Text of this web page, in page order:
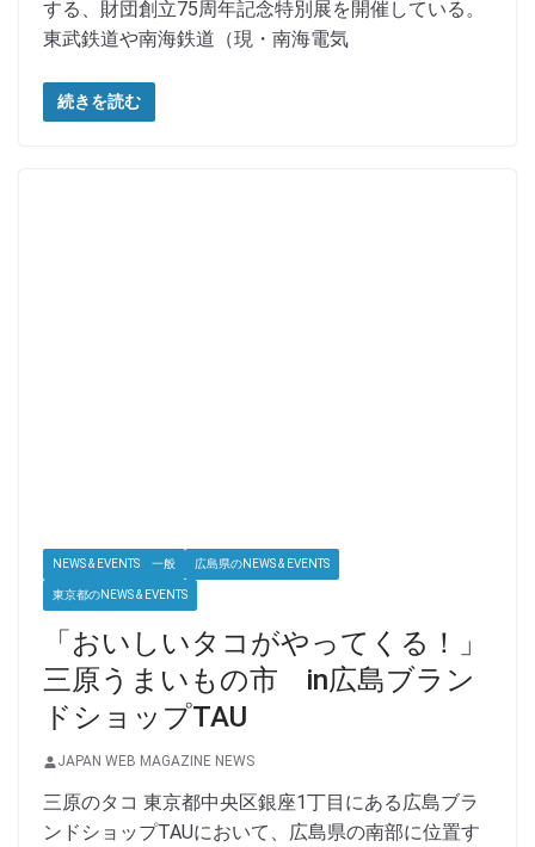
する、財団創立75周年記念特別展を開催している。
東武鉄道や南海鉄道（現・南海電気
続きを読む
NEWS & EVENTS 一般 広島県のNEWS & EVENTS
東京都のNEWS & EVENTS
「おいしいタコがやってくる！」
三原うまいもの市 in広島ブラン
ドショップTAU
JAPAN WEB MAGAZINE NEWS
三原のタコ 東京都中央区銀座1丁目にある広島ブラ
ンドショップTAUにおいて、広島県の南部に位置す